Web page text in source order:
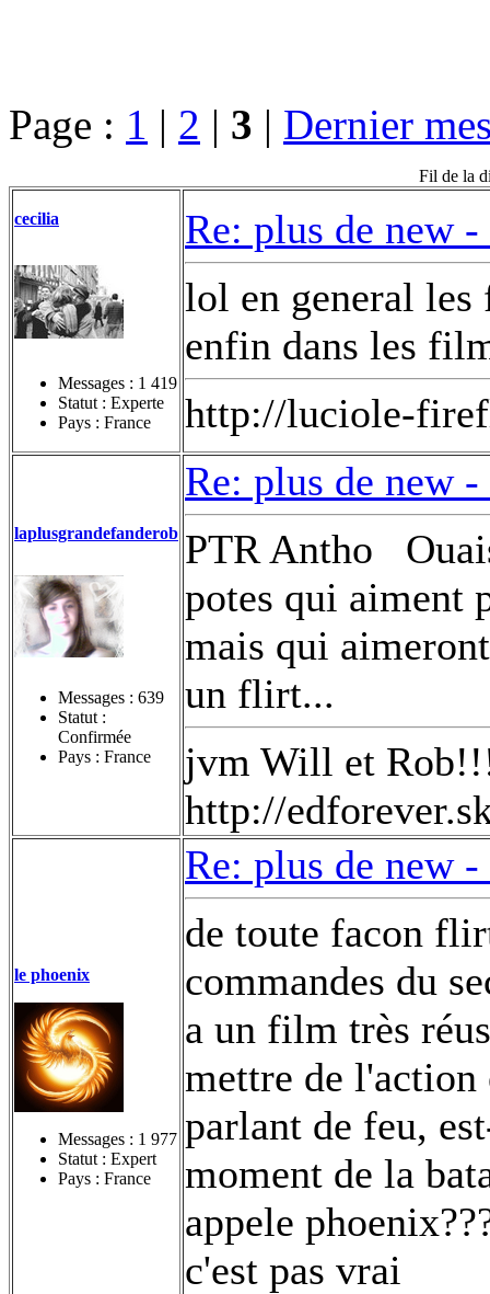
Page : 1 | 2 | 3 | Dernier
Fil de la
cecilia
Messages : 1 419
Statut : Experte
Pays : France
Re: plus de new -
lol en general
enfin dans les
http://luciole-
laplusgrandefanderob
Messages : 639
Statut :
Confirmée
Pays : France
Re: plus de new -
PTR Antho
potes qui aiment
mais qui
un flirt...
jvm Will et
http://
le phoenix
Messages : 1 977
Statut : Expert
Pays : France
Re: plus de new -
de toute facon
commandes du
a un film très
mettre de
parlant de feu,
moment de la
appele
c'est pas vrai